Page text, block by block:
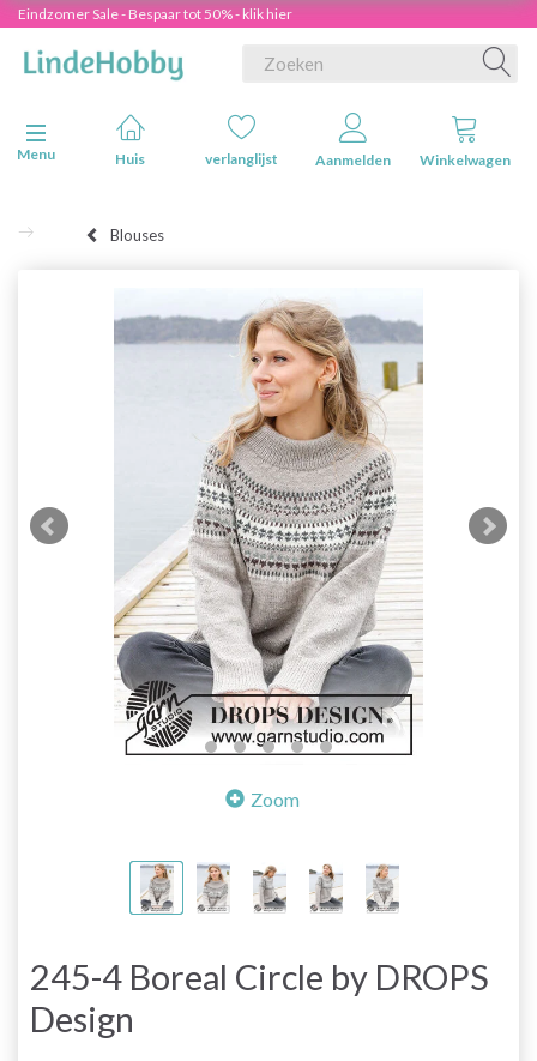
Eindzomer Sale - Bespaar tot 50% - klik hier
Navigatie in-/uitschakelen
Menu
Huis verlanglijst Aanmelden Winkelwagen
Blouses
Zoom
245-4 Boreal Circle by DROPS
Design